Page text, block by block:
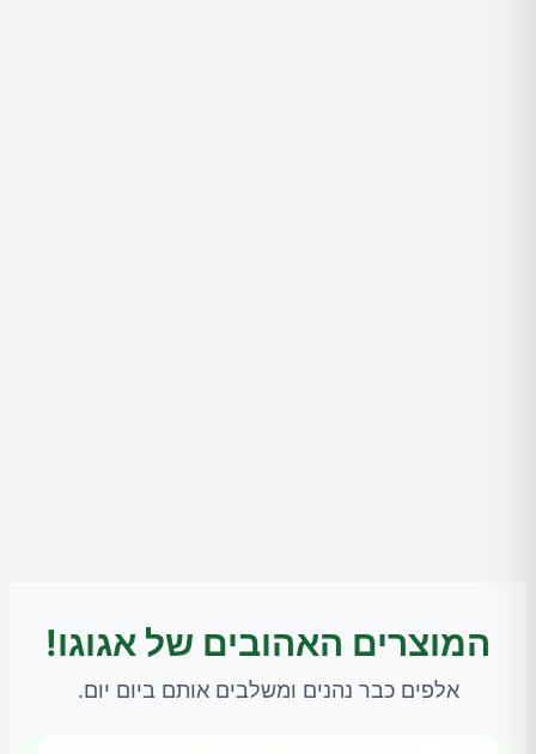
המוצרים האהובים של אגוגו!
אלפים כבר נהנים ומשלבים אותם ביום יום.